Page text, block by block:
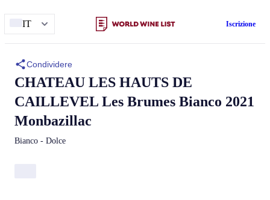
IT Iscrizione
Condividere
CHATEAU LES HAUTS DE
CAILLEVEL Les Brumes Bianco 2021
Monbazillac
Bianco - Dolce